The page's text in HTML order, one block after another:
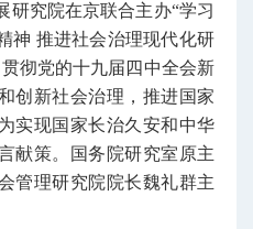
研究院在京联合主办“学习
神 推进社会治理现代化研
彻党的十九届四中全会新
创新社会治理，推进国家
实现国家长治久安和中华
献策。
国务院研究室原主
管理研究院院长魏礼群主